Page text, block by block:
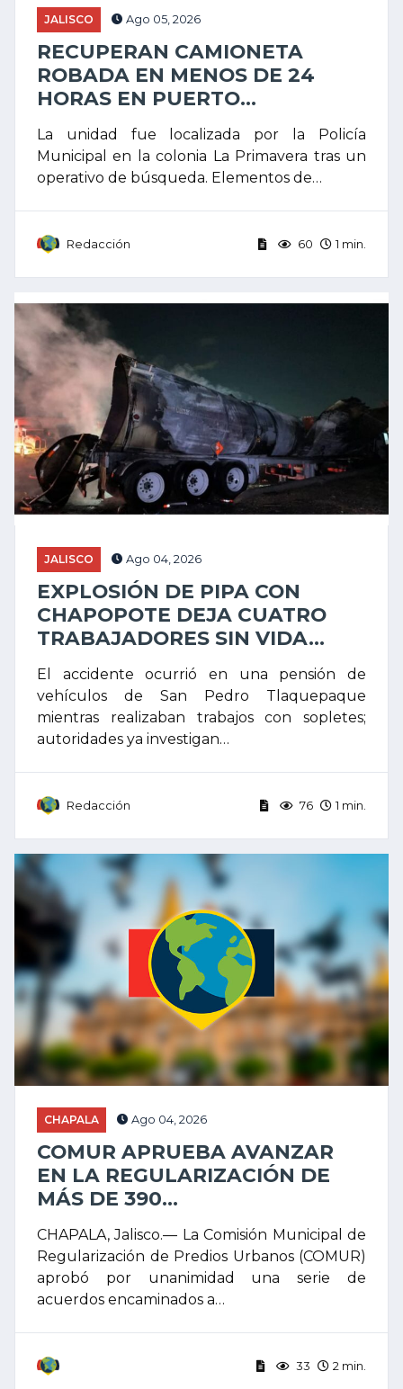
JALISCO Ago 05, 2026
RECUPERAN CAMIONETA
ROBADA EN MENOS DE 24
HORAS EN PUERTO...
La unidad fue localizada por la Policía
Municipal en la colonia La Primavera tras un
operativo de búsqueda. Elementos de…
Redacción 60 1 min.
JALISCO Ago 04, 2026
EXPLOSIÓN DE PIPA CON
CHAPOPOTE DEJA CUATRO
TRABAJADORES SIN VIDA...
El accidente ocurrió en una pensión de
vehículos de San Pedro Tlaquepaque
mientras realizaban trabajos con sopletes;
autoridades ya investigan…
Redacción 76 1 min.
CHAPALA Ago 04, 2026
COMUR APRUEBA AVANZAR
EN LA REGULARIZACIÓN DE
MÁS DE 390...
CHAPALA, Jalisco.— La Comisión Municipal de
Regularización de Predios Urbanos (COMUR)
aprobó por unanimidad una serie de
acuerdos encaminados a…
33 2 min.